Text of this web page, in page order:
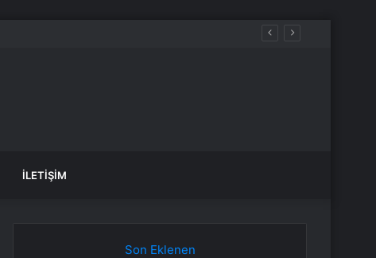
İLETIŞIM
Son Eklenen